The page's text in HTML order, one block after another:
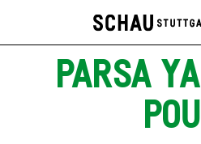
PARSA